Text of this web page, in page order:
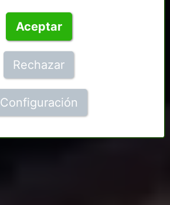
Aceptar
Rechazar
Configuración